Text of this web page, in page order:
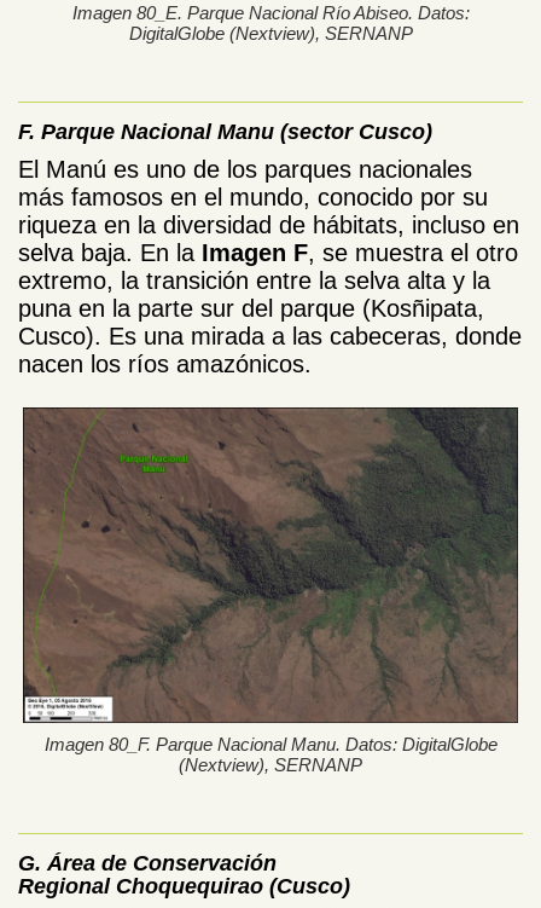
Imagen 80_E. Parque Nacional Río Abiseo. Datos:
DigitalGlobe (Nextview), SERNANP
F. Parque Nacional Manu (sector Cusco)
El Manú es uno de los parques nacionales
más famosos en el mundo, conocido por su
riqueza en la diversidad de hábitats, incluso en
selva baja. En la Imagen F, se muestra el otro
extremo, la transición entre la selva alta y la
puna en la parte sur del parque (Kosñipata,
Cusco). Es una mirada a las cabeceras, donde
nacen los ríos amazónicos.
Imagen 80_F. Parque Nacional Manu. Datos: DigitalGlobe
(Nextview), SERNANP
G. Área de Conservación
Regional Choquequirao (Cusco)